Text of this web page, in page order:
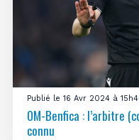
Publié le 16 Avr 2024 à
OM-Benfica : l’arbitre
connu